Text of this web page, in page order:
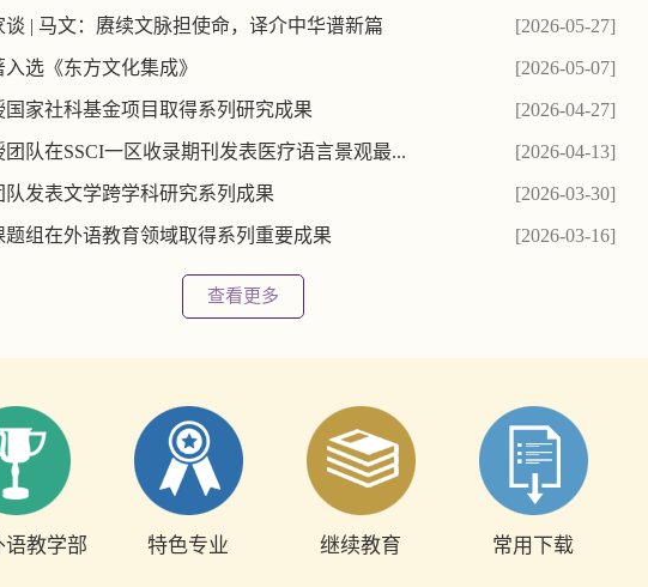
[2026-05-27]
| 马文：赓续文脉担使命，译介中华谱新篇
[2026-05-07]
选《东方文化集成》
[2026-04-27]
国家社科基金项目取得系列研究成果
[2026-04-13]
队在SSCI一区收录期刊发表医疗语言景观最...
[2026-03-30]
发表文学跨学科研究系列成果
[2026-03-16]
题组在外语教育领域取得系列重要成果
查看更多
语教学部 特色专业 继续教育 常用下载